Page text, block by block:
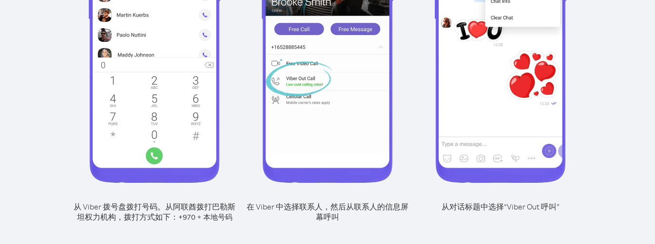
从 Viber 拨号盘拨打号码。 从阿联酋拨打巴勒斯
坦权力机构，拨打方式如下： +970+ 本地号码
在 Viber 中选择联系人，然后从联系人的信息屏
幕呼叫
从对话标题中选择“Viber Out 呼叫”